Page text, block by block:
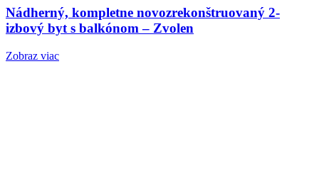
Nádherný, kompletne novozrekonštruovaný 2-
izbový byt s balkónom – Zvolen
Zobraz viac